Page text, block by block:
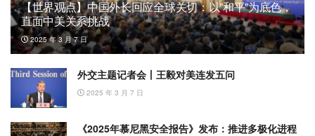
【世界观点】中国外长回应全球关切：以”和平”为底色，
直面中美关系挑战
2025 年 3 月 7 日
外交主题记者会丨王毅对美连发五问
2025 年 3 月 7 日
《2025年慕尼黑安全报告》发布：推进多极化进程